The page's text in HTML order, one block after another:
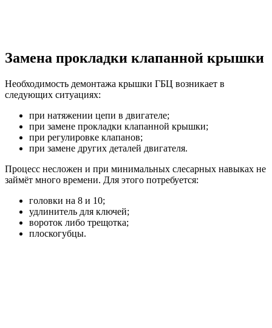
Замена прокладки клапанной крышки
Необходимость демонтажа крышки ГБЦ возникает в
следующих ситуациях:
при натяжении цепи в двигателе;
при замене прокладки клапанной крышки;
при регулировке клапанов;
при замене других деталей двигателя.
Процесс несложен и при минимальных слесарных навыках не
займёт много времени. Для этого потребуется:
головки на 8 и 10;
удлинитель для ключей;
вороток либо трещотка;
плоскогубцы.